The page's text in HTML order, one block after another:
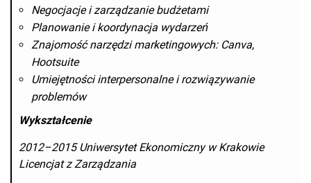
Negocjacje i zarządzanie budżetami
Planowanie i koordynacja wydarzeń
Znajomość narzędzi marketingowych: Canva,
Hootsuite
Umiejętności interpersonalne i rozwiązywanie
problemów
Wykształcenie
2012–2015 Uniwersytet Ekonomiczny w Krakowie
Licencjat z Zarządzania